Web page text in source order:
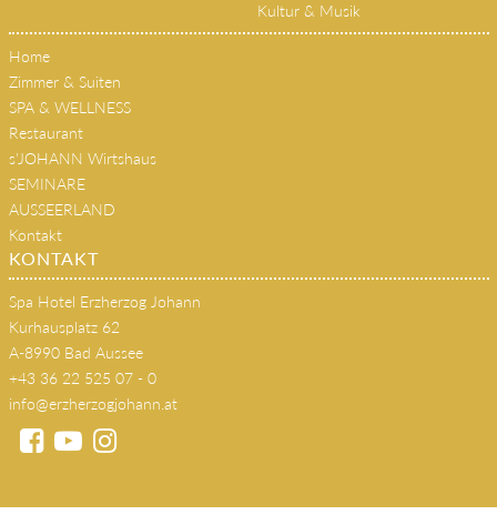
Kultur & Musik
Home
Zimmer & Suiten
SPA & WELLNESS
Restaurant
s'JOHANN Wirtshaus
SEMINARE
AUSSEERLAND
Kontakt
KONTAKT
Spa Hotel Erzherzog Johann
Kurhausplatz 62
A-8990 Bad Aussee
+43 36 22 525 07 - 0
info@erzherzogjohann.at